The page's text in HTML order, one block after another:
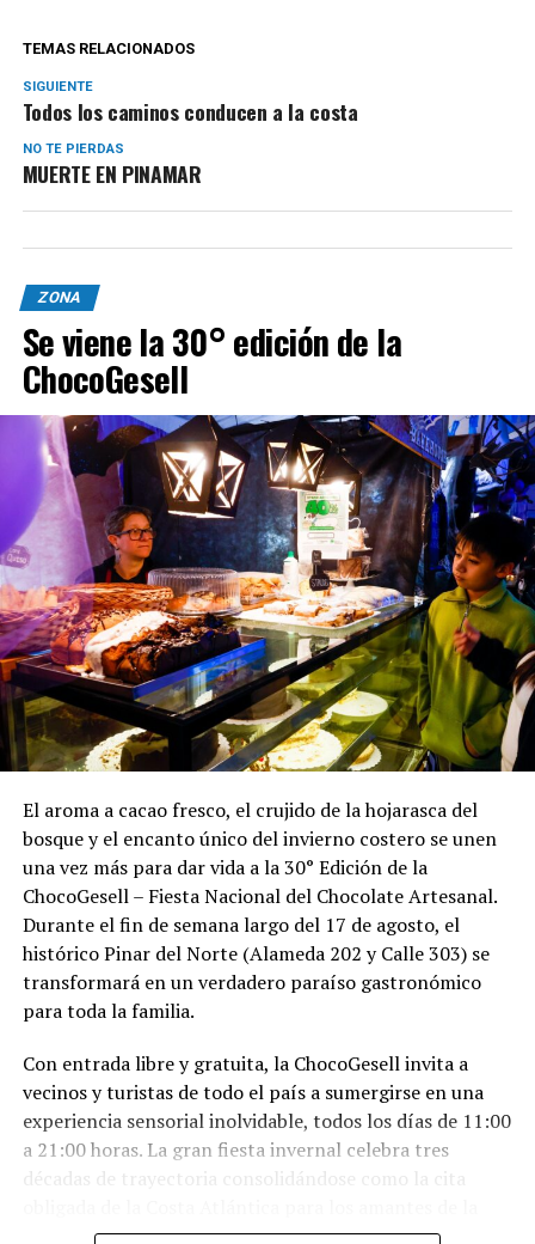
TEMAS RELACIONADOS
SIGUIENTE
Todos los caminos conducen a la costa
NO TE PIERDAS
MUERTE EN PINAMAR
ZONA
Se viene la 30° edición de la
ChocoGesell
El aroma a cacao fresco, el crujido de la hojarasca del
bosque y el encanto único del invierno costero se unen
una vez más para dar vida a la 30° Edición de la
ChocoGesell – Fiesta Nacional del Chocolate Artesanal.
Durante el fin de semana largo del 17 de agosto, el
histórico Pinar del Norte (Alameda 202 y Calle 303) se
transformará en un verdadero paraíso gastronómico
para toda la familia.
Con entrada libre y gratuita, la ChocoGesell invita a
vecinos y turistas de todo el país a sumergirse en una
experiencia sensorial inolvidable, todos los días de 11:00
a 21:00 horas. La gran fiesta invernal celebra tres
décadas de trayectoria consolidándose como la cita
buena repostería, el paisaje natural y la tradición